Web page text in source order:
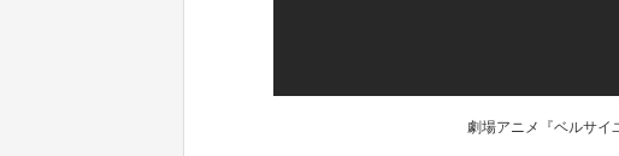
劇場アニメ『ベルサイ